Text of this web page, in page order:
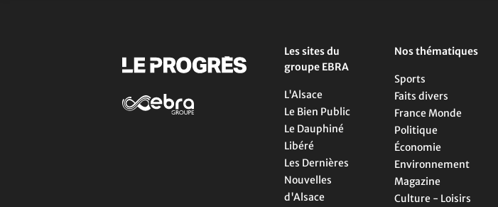
Les sites du
groupe EBRA
L'Alsace
Le Bien Public
Le Dauphiné
Libéré
Les Dernières
Nouvelles
d'Alsace
Nos thématiques
Sports
Faits divers
France Monde
Politique
Économie
Environnement
Magazine
Culture - Loisirs